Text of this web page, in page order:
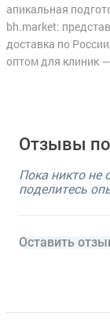
апикальная
bh.market:
доставка по
оптом для клиник
Отзывы
Пока никто не
поделитесь
Оставить